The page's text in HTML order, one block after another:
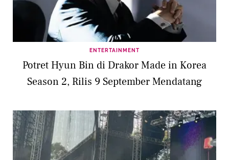
ENTERTAINMENT
Potret Hyun Bin di Drakor Made in Korea
Season 2, Rilis 9 September Mendatang